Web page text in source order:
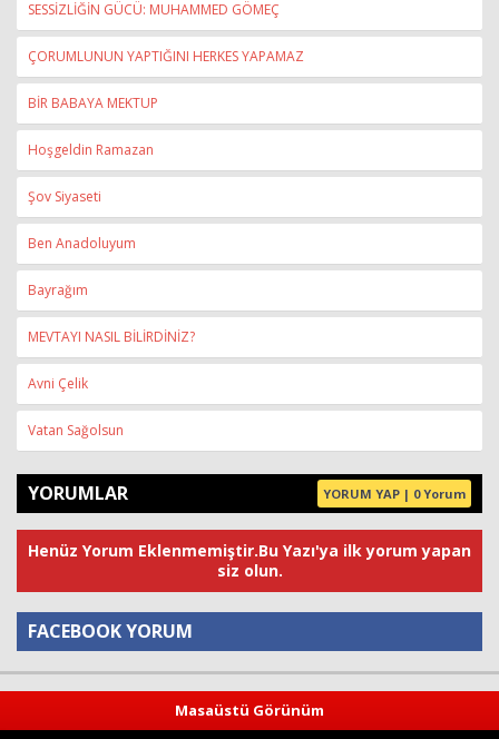
SESSİZLİĞİN GÜCÜ: MUHAMMED GÖMEÇ
ÇORUMLUNUN YAPTIĞINI HERKES YAPAMAZ
BİR BABAYA MEKTUP
Hoşgeldin Ramazan
Şov Siyaseti
Ben Anadoluyum
Bayrağım
MEVTAYI NASIL BİLİRDİNİZ?
Avni Çelik
Vatan Sağolsun
YORUMLAR YORUM YAP | 0 Yorum
Henüz Yorum Eklenmemiştir.Bu Yazı'ya ilk yorum yapan
siz olun.
FACEBOOK YORUM
Masaüstü Görünüm